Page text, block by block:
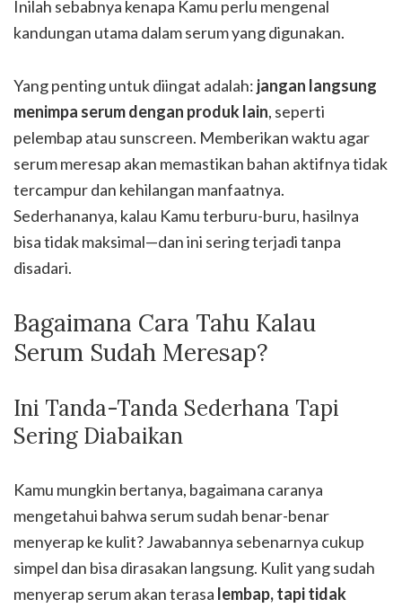
Inilah sebabnya kenapa Kamu perlu mengenal
kandungan utama dalam serum yang digunakan.
Yang penting untuk diingat adalah: jangan langsung
menimpa serum dengan produk lain, seperti
pelembap atau sunscreen. Memberikan waktu agar
serum meresap akan memastikan bahan aktifnya tidak
tercampur dan kehilangan manfaatnya.
Sederhananya, kalau Kamu terburu-buru, hasilnya
bisa tidak maksimal—dan ini sering terjadi tanpa
disadari.
Bagaimana Cara Tahu Kalau
Serum Sudah Meresap?
Ini Tanda-Tanda Sederhana Tapi
Sering Diabaikan
Kamu mungkin bertanya, bagaimana caranya
mengetahui bahwa serum sudah benar-benar
menyerap ke kulit? Jawabannya sebenarnya cukup
simpel dan bisa dirasakan langsung. Kulit yang sudah
menyerap serum akan terasa lembap, tapi tidak